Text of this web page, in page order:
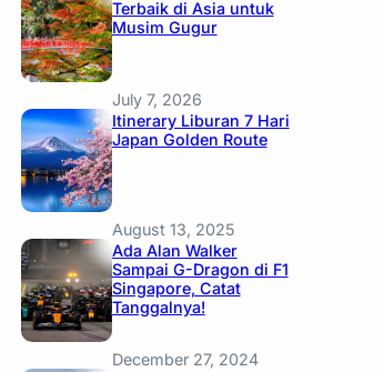
Terbaik di Asia untuk
Musim Gugur
July 7, 2026
Itinerary Liburan 7 Hari
Japan Golden Route
August 13, 2025
Ada Alan Walker
Sampai G-Dragon di F1
Singapore, Catat
Tanggalnya!
December 27, 2024